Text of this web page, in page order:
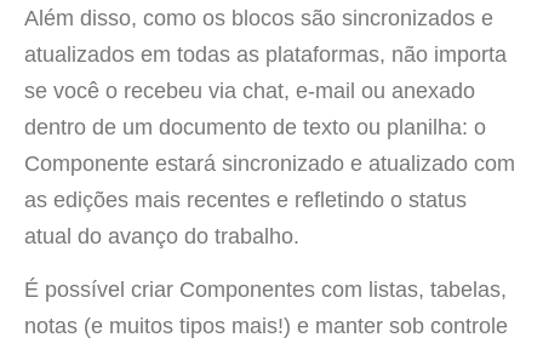
Além disso, como os blocos são sincronizados e
atualizados em todas as plataformas, não importa
se você o recebeu via chat, e-mail ou anexado
dentro de um documento de texto ou planilha: o
Componente estará sincronizado e atualizado com
as edições mais recentes e refletindo o status
atual do avanço do trabalho.
É possível criar Componentes com listas, tabelas,
notas (e muitos tipos mais!) e manter sob controle